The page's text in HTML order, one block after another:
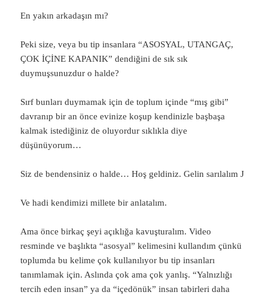
En yakın arkadaşın mı?
Peki size, veya bu tip insanlara “ASOSYAL, UTANGAÇ,
ÇOK İÇİNE KAPANIK” dendiğini de sık sık
duymuşsunuzdur o halde?
Sırf bunları duymamak için de toplum içinde “mış gibi”
davranıp bir an önce evinize koşup kendinizle başbaşa
kalmak istediğiniz de oluyordur sıklıkla diye
düşünüyorum…
Siz de bendensiniz o halde… Hoş geldiniz. Gelin sarılalım J
Ve hadi kendimizi millete bir anlatalım.
Ama önce birkaç şeyi açıklığa kavuşturalım. Video
resminde ve başlıkta “asosyal” kelimesini kullandım çünkü
toplumda bu kelime çok kullanılıyor bu tip insanları
tanımlamak için. Aslında çok ama çok yanlış. “Yalnızlığı
tercih eden insan” ya da “içedönük” insan tabirleri daha